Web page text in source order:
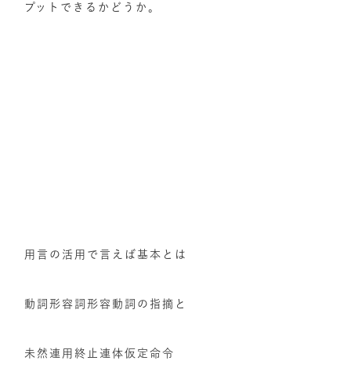
プットできるかどうか。
用言の活用で言えば基本とは
動詞形容詞形容動詞の指摘と
未然連用終止連体仮定命令